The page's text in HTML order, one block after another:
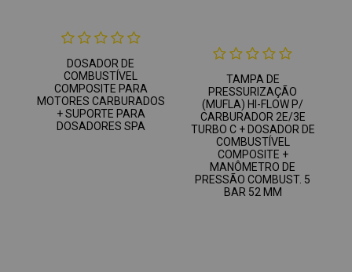
DOSADOR DE
COMBUSTÍVEL
COMPOSITE PARA
MOTORES CARBURADOS
+ SUPORTE PARA
DOSADORES SPA
TAMPA DE
PRESSURIZAÇÃO
(MUFLA) HI-FLOW P/
CARBURADOR 2E/3E
TURBO C + DOSADOR DE
COMBUSTÍVEL
COMPOSITE +
MANÔMETRO DE
PRESSÃO COMBUST. 5
BAR 52 MM